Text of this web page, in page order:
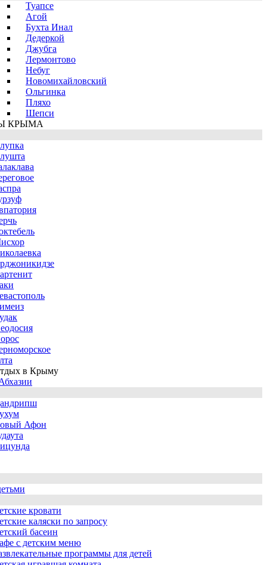
Туапсе
Агой
Бухта Инал
Дедеркой
Джубга
Лермонтово
Небуг
Новомихайловский
Ольгинка
Пляхо
Шепси
КРЫМА
в Крыму
Афон
кровати
каляски по запросу
басеин
с детским меню
программы для детей